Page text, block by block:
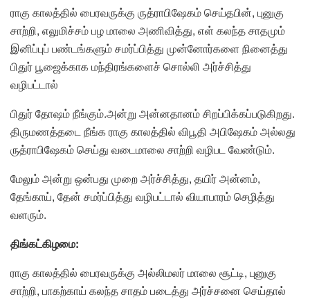
ராகு காலத்தில் பைரவருக்கு ருத்ராபிஷேகம் செய்தபின், புனுகு
சாற்றி, எலுமிச்சம் பழ மாலை அணிவித்து, எள் கலந்த சாதமும்
இனிப்புப் பண்டங்களும் சமர்ப்பித்து முன்னோர்களை நினைத்து
பிதுர் பூஜைக்காக மந்திரங்களைச் சொல்லி அர்ச்சித்து
வழிபட்டால்
பிதுர் தோஷம் நீங்கும்.அன்று அன்னதானம் சிறப்பிக்கப்படுகிறது.
திருமணத்தடை நீங்க ராகு காலத்தில் விபூதி அபிஷேகம் அல்லது
ருத்ராபிஷேகம் செய்து வடைமாலை சாற்றி வழிபட வேண்டும்.
மேலும் அன்று ஒன்பது முறை அர்ச்சித்து, தயிர் அன்னம்,
தேங்காய், தேன் சமர்ப்பித்து வழிபட்டால் வியாபாரம் செழித்து
வளரும்.
திங்கட்கிழமை:
ராகு காலத்தில் பைரவருக்கு அல்லிமலர் மாலை சூட்டி, புனுகு
சாற்றி, பாகற்காய் கலந்த சாதம் படைத்து அர்ச்சனை செய்தால்